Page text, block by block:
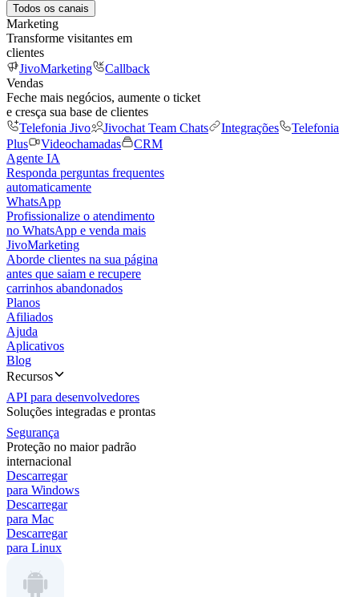
Todos os canais
Marketing
Transforme visitantes em
clientes
JivoMarketing
Callback
Vendas
Feche mais negócios, aumente o ticket
e cresça sua base de clientes
Telefonia Jivo
Jivochat Team Chats Integrações
Telefonia
Plus
Videochamadas
CRM
Agente IA
Responda perguntas frequentes
automaticamente
WhatsApp
Profissionalize o atendimento
no WhatsApp e venda mais
JivoMarketing
Aborde clientes na sua página
antes que saiam e recupere
carrinhos abandonados
Planos
Afiliados
Ajuda
Aplicativos
Blog
Recursos
API para desenvolvedores
Soluções integradas e prontas
Segurança
Proteção no maior padrão
internacional
Descarregar
para Windows
Descarregar
para Mac
Descarregar
para Linux